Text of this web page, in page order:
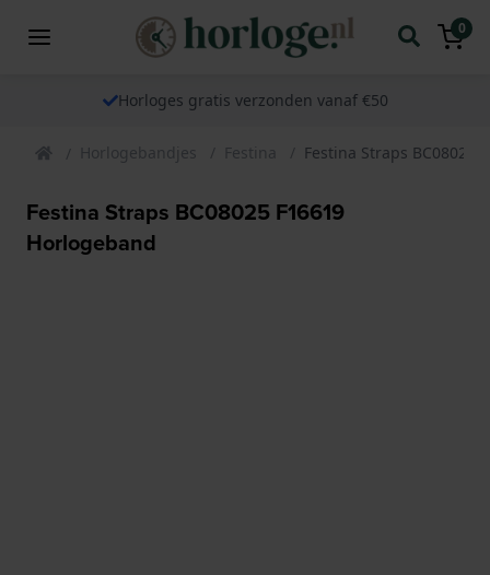
0
Horloges gratis verzonden vanaf €50
Horlogebandjes Festina Festina Straps BC08025
Festina Straps BC08025 F16619
Horlogeband